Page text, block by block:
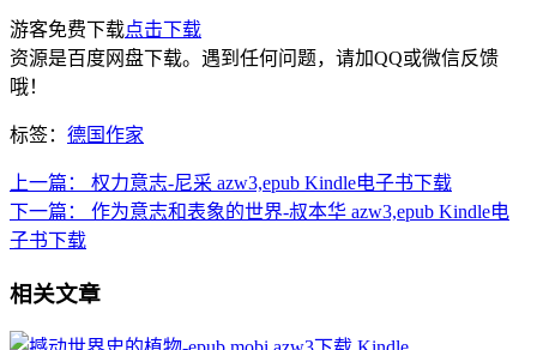
游客免费下载点击下载
资源是百度网盘下载。遇到任何问题，请加QQ或微信反馈
哦！
标签： 德国作家
上一篇：
权力意志-尼采 azw3,epub Kindle电子书下载
下一篇：
作为意志和表象的世界-叔本华 azw3,epub Kindle电
子书下载
相关文章